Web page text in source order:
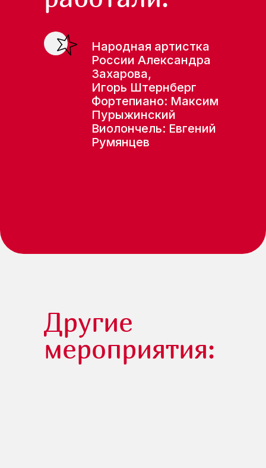
Народная артистка
России Александра
Захарова,
Игорь Штернберг
Фортепиано: Максим
Пурыжинский
Виолончель: Евгений
Румянцев
Другие
мероприятия: